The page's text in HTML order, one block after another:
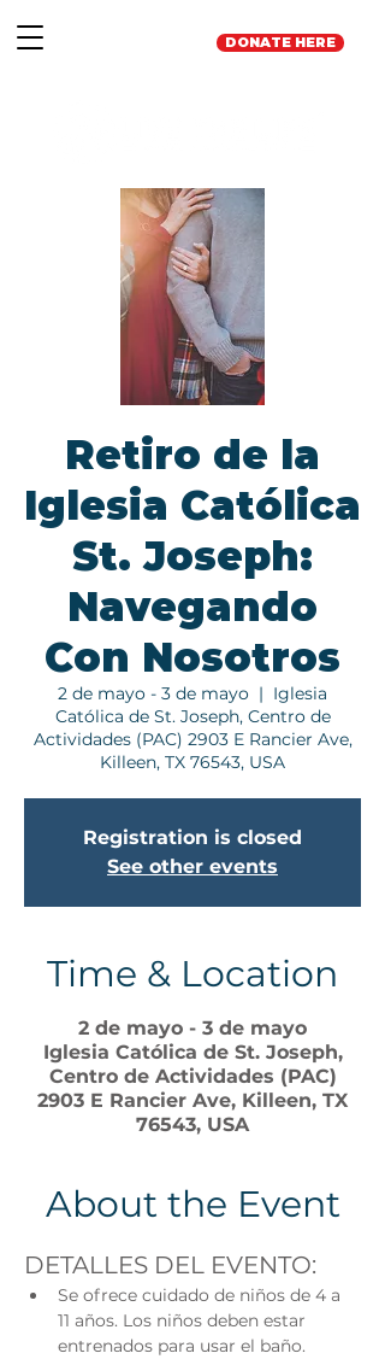
DONATE HERE
Retiro de la
Iglesia Católica
St. Joseph:
Navegando
Con Nosotros
2 de mayo - 3 de mayo
  |
Iglesia
Católica de St. Joseph, Centro de
Actividades (PAC) 2903 E Rancier Ave,
Killeen, TX 76543, USA
Registration is closed
See other events
Time & Location
2 de mayo - 3 de mayo
Iglesia Católica de St. Joseph,
Centro de Actividades (PAC)
2903 E Rancier Ave, Killeen, TX
76543, USA
About the Event
DETALLES DEL EVENTO:
Se ofrece cuidado de niños de 4 a
11 años. Los niños deben estar
entrenados para usar el baño.